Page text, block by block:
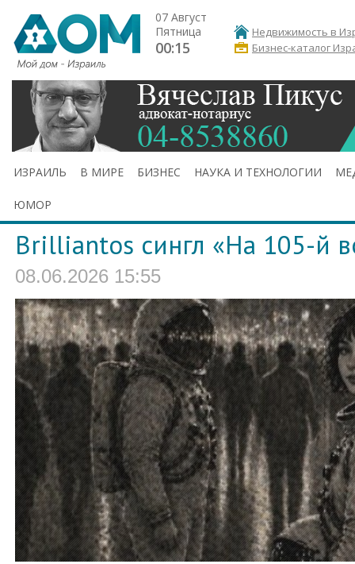
07 Август
Пятница
00:15
Недвижимость в
Бизнес-каталог
ИЗРАИЛЬ В МИРЕ БИЗНЕС НАУКА И ТЕХНОЛОГИИ
ЮМОР
Brilliantos сингл «На 105-й
08.06.2026 15:55